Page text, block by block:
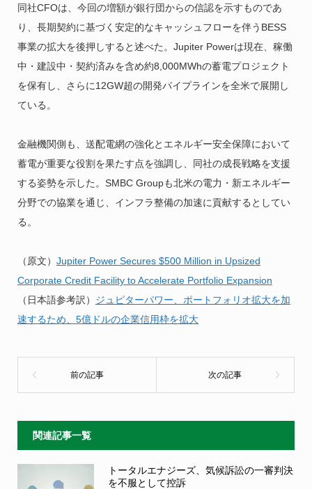
同社CFOは、今回の増額が銀行団からの信認を示すものであ
り、長期契約に基づく安定的なキャッシュフローを伴うBESS
事業の拡大を後押しすると述べた。Jupiter Powerは現在、稼働
中・建設中・契約済みを含め約8,000MWhの蓄電プロジェクト
を保有し、さらに12GW超の開発パイプラインを全米で展開し
ている。
金融機関側も、送配電網の強化とエネルギー安全保障において
蓄電が重要な役割を果たす点を強調し、同社の成長戦略を支援
する姿勢を示した。SMBC Groupも北米の電力・新エネルギー
分野での協業を通じ、インフラ整備の加速に貢献するとしてい
る。
（原文） Jupiter Power Secures $500 Million in Upsized
Corporate Credit Facility to Accelerate Portfolio Expansion
（日本語参考訳） ジュピターパワー、ポートフォリオ拡大を加
速するため、5億ドルの企業信用枠を拡大
関連記事一覧
トータルエナジーズ、気候訴訟の一審判決
を不服として控訴